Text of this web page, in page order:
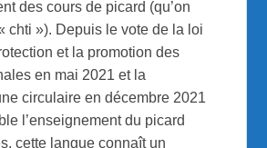
des cours de picard (qu’on
chti »). Depuis le vote de la loi
et la promotion des
en mai 2021 et la
circulaire en décembre 2021
l’enseignement du picard
cette langue connaît un